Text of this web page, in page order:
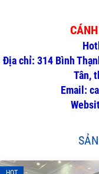
Địa chỉ: 314 Bình
Tân,
Email: